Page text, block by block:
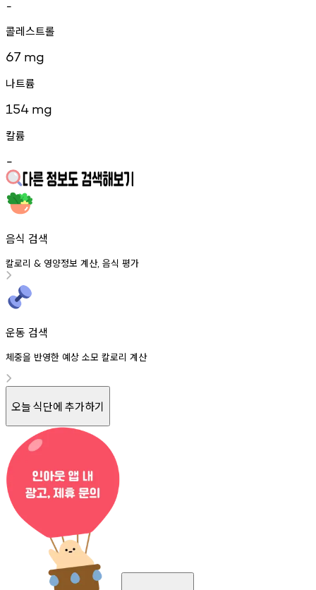
-
콜레스트롤
67 mg
나트륨
154 mg
칼륨
-
음식 검색
칼로리 & 영양정보 계산, 음식 평가
운동 검색
체중을 반영한 예상 소모 칼로리 계산
오늘 식단에 추가하기